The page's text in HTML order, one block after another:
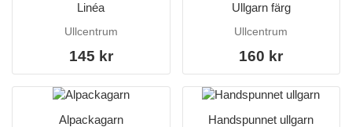
Linéa
Ullcentrum
145 kr
Ullgarn färg
Ullcentrum
160 kr
Alpackagarn Handspunnet ullgarn